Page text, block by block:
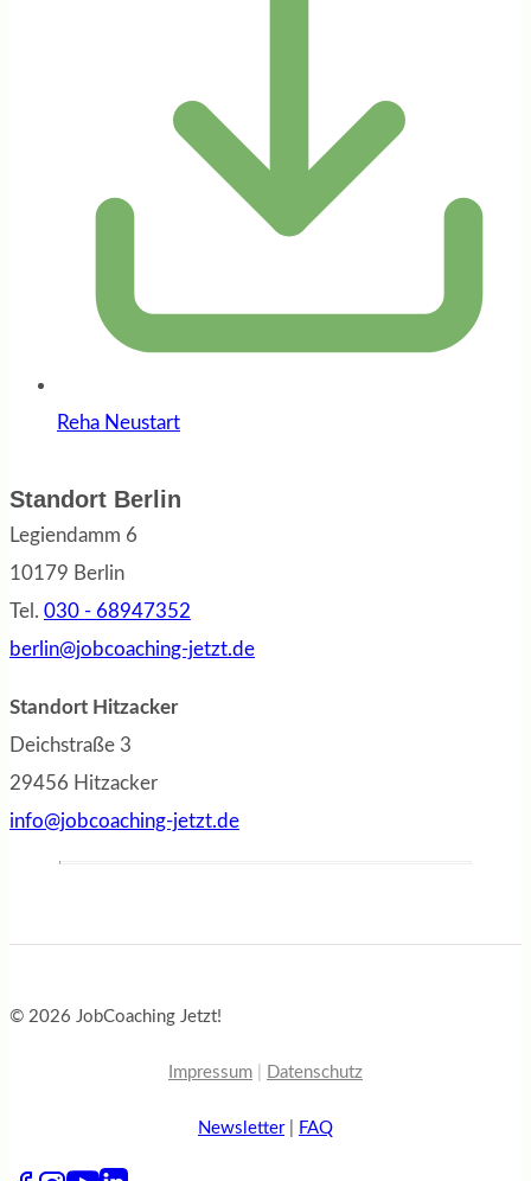
Reha Neustart
Standort Berlin
Legiendamm 6
10179 Berlin
Tel. 030 - 68947352
berlin@jobcoaching-jetzt.de
Standort Hitzacker
Deichstraße 3
29456 Hitzacker
info@jobcoaching-jetzt.de
© 2026 JobCoaching Jetzt!
Impressum Datenschutz
Newsletter| FAQ